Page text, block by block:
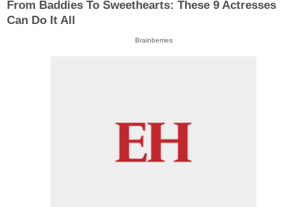
From Baddies To Sweethearts: These 9 Actresses
Can Do It All
Brainberries